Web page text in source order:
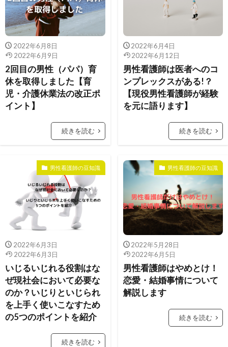
2022年6月8日
2022年6月9日
2回目の男性（パパ）育
休を取得しました【育
児・介護休業法の改正ポ
イント】
続きを読む
2022年6月4日
2022年6月12日
男性看護師は医者へのコ
ンプレックスがある!？
【現役男性看護師が経験
を元に語ります】
続きを読む
男性看護師の豆知識
2022年6月3日
2022年6月3日
いじるいじれる役割はな
ぜ現社会において必要な
のか？いじりといじられ
を上手く使いこなすため
の5つのポイントを紹介
続きを読む
男性看護師の豆知識
2022年5月28日
2022年6月5日
男性看護師はやめとけ！
恋愛・結婚事情について
解説します
続きを読む